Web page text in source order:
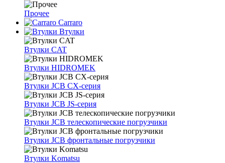
Прочее
Carraro
Втулки
Втулки CAT
Втулки HIDROMEK
Втулки JCB CX-серия
Втулки JCB JS-серия
Втулки JCB телескопические погрузчики
Втулки JCB фронтальные погрузчики
Втулки Komatsu